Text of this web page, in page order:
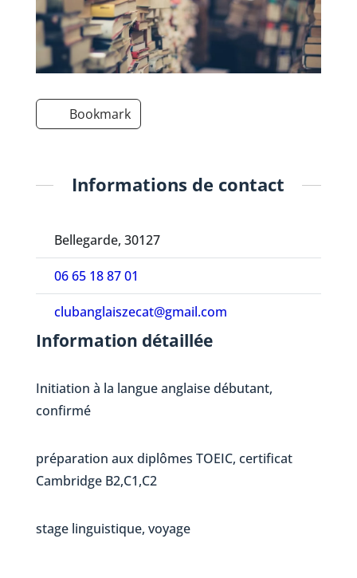
Bookmark
Informations de contact
Bellegarde, 30127
06 65 18 87 01
clubanglaiszecat@gmail.com
Information détaillée
Initiation à la langue anglaise débutant,
confirmé
préparation aux diplômes TOEIC, certificat
Cambridge B2,C1,C2
stage linguistique, voyage